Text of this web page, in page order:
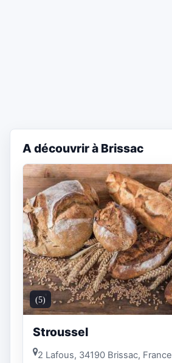
A découvrir à Brissac
(5)
Stroussel
2 Lafous, 34190 Brissac, France